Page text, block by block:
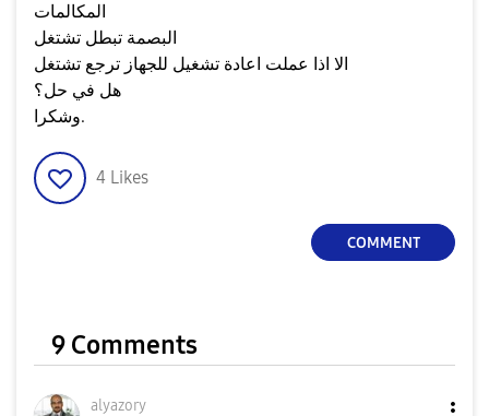
المكالمات
البصمة تبطل تشتغل
الا اذا عملت اعادة تشغيل للجهاز ترجع تشتغل
هل في حل؟
وشكرا.
4 Likes
COMMENT
9 Comments
alyazory